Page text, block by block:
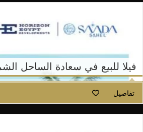
فيلا للبيع في سعادة الساحل
تفاصيل